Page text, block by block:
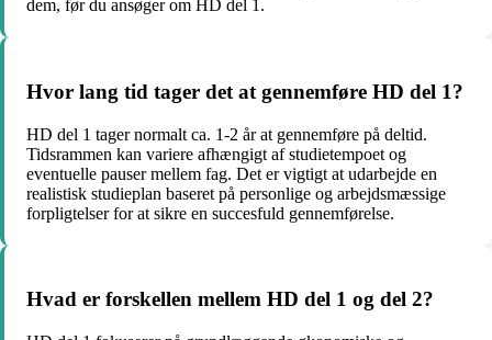
dem, før du ansøger om HD del 1.
Hvor lang tid tager det at gennemføre HD del 1?
HD del 1 tager normalt ca. 1-2 år at gennemføre på deltid.
Tidsrammen kan variere afhængigt af studietempoet og
eventuelle pauser mellem fag. Det er vigtigt at udarbejde en
realistisk studieplan baseret på personlige og arbejdsmæssige
forpligtelser for at sikre en succesfuld gennemførelse.
Hvad er forskellen mellem HD del 1 og del 2?